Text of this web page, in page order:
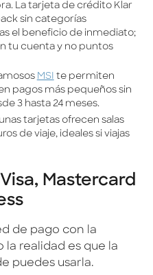
La tarjeta de crédito Klar
sin categorías
el beneficio de inmediato;
tu cuenta y no puntos
MSI te permiten
pagos más pequeños sin
3 hasta 24 meses.
tarjetas ofrecen salas
de viaje, ideales si viajas
Mastercard
de pago con la
la realidad es que la
puedes usarla.